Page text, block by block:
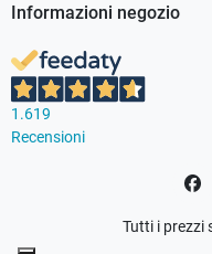
Informazioni negozio
1.619
Recensioni
Tutti i prezzi